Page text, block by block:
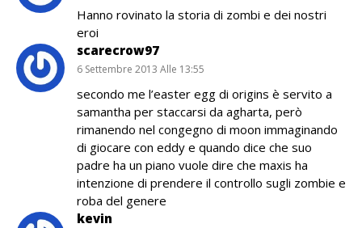
Hanno rovinato la storia di zombi e dei nostri
eroi
scarecrow97
6 Settembre 2013 Alle 13:55
secondo me l’easter egg di origins è servito a
samantha per staccarsi da agharta, però
rimanendo nel congegno di moon immaginando
di giocare con eddy e quando dice che suo
padre ha un piano vuole dire che maxis ha
intenzione di prendere il controllo sugli zombie e
roba del genere
kevin